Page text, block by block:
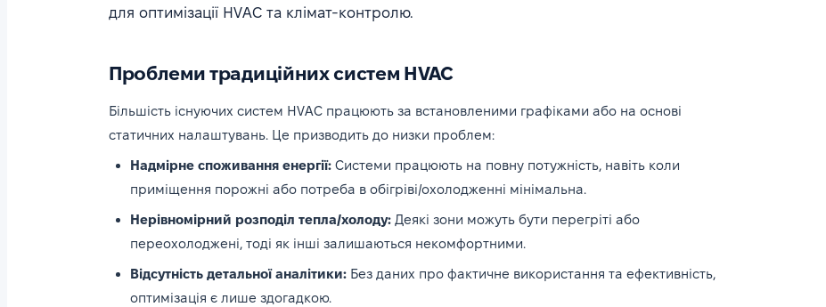
для оптимізації HVAC та клімат-контролю.
Проблеми традиційних систем HVAC
Більшість існуючих систем HVAC працюють за встановленими графіками або на основі
статичних налаштувань. Це призводить до низки проблем:
Надмірне споживання енергії: Системи працюють на повну потужність, навіть коли
приміщення порожні або потреба в обігріві/охолодженні мінімальна.
Нерівномірний розподіл тепла/холоду: Деякі зони можуть бути перегріті або
переохолоджені, тоді як інші залишаються некомфортними.
Відсутність детальної аналітики: Без даних про фактичне використання та ефективність,
оптимізація є лише здогадкою.